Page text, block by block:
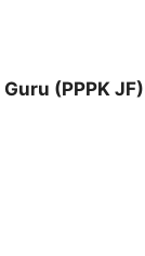
(PPPK JF)